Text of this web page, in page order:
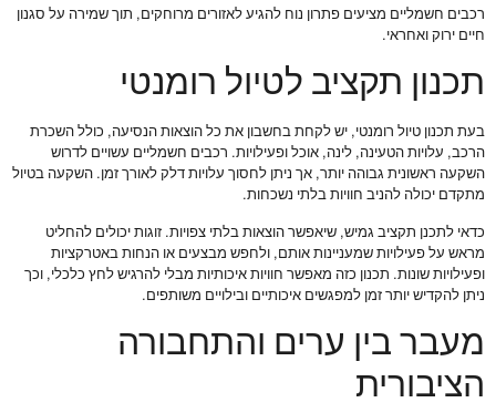
רכבים חשמליים מציעים פתרון נוח להגיע לאזורים מרוחקים, תוך שמירה על סגנון
חיים ירוק ואחראי.
תכנון תקציב לטיול רומנטי
בעת תכנון טיול רומנטי, יש לקחת בחשבון את כל הוצאות הנסיעה, כולל השכרת
הרכב, עלויות הטעינה, לינה, אוכל ופעילויות. רכבים חשמליים עשויים לדרוש
השקעה ראשונית גבוהה יותר, אך ניתן לחסוך עלויות דלק לאורך זמן. השקעה בטיול
מתקדם יכולה להניב חוויות בלתי נשכחות.
כדאי לתכנן תקציב גמיש, שיאפשר הוצאות בלתי צפויות. זוגות יכולים להחליט
מראש על פעילויות שמעניינות אותם, ולחפש מבצעים או הנחות באטרקציות
ופעילויות שונות. תכנון כזה מאפשר חוויות איכותיות מבלי להרגיש לחץ כלכלי, וכך
ניתן להקדיש יותר זמן למפגשים איכותיים ובילויים משותפים.
מעבר בין ערים והתחבורה
הציבורית